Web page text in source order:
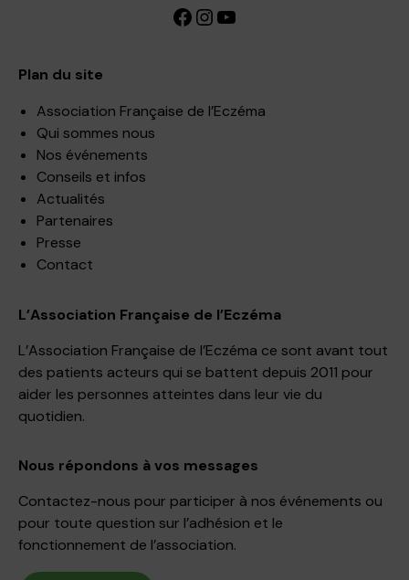
Facebook InstagramYouTube
Plan du site
Association Française de l’Eczéma
Qui sommes nous
Nos événements
Conseils et infos
Actualités
Partenaires
Presse
Contact
L’Association Française de l’Eczéma
L’Association Française de l’Eczéma ce sont avant tout
des patients acteurs qui se battent depuis 2011 pour
aider les personnes atteintes dans leur vie du
quotidien.
Nous répondons à vos messages
Contactez-nous pour participer à nos événements ou
pour toute question sur l’adhésion et le
fonctionnement de l’association.